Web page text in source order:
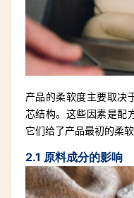
产品的柔软度主要取决
芯结构。这些因素是配
它们给了产品最初的柔
2.1 原料成分的影响